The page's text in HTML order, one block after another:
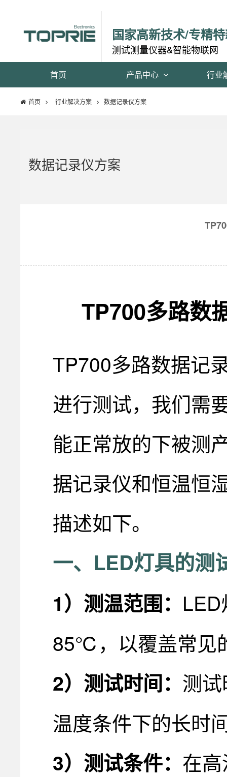
国家高新技术/专精
测试测量仪器&智能物联网
首页 产品中心 行业
首页 行业解决方案 数据记录仪方案
数据记录仪方案
TP700多路数
TP700多路数据记
进行测试，我们需
能正常放的下被测
据记录仪和恒温恒
描述如下。
一、LED灯具的测
1）测温范围：
85℃，以覆盖常见
2） 测试时间： 测
温度条件下的长时
3） 测试条件： 在